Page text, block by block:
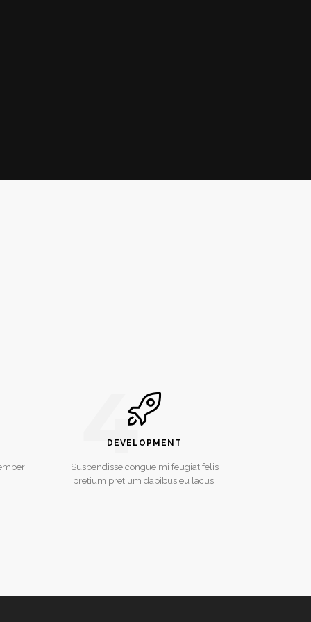
4
DEVELOPMENT
Suspendisse congue mi feugiat felis
pretium pretium dapibus eu lacus.